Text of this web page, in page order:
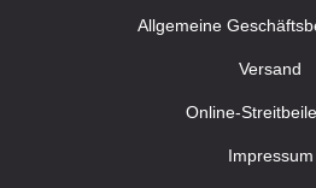
Allgemeine
Versand
Online-
Impressum